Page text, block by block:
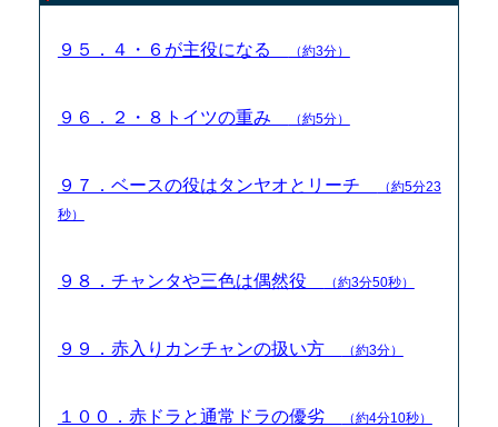
９５．４・６が主役になる （約3分）
９６．２・８トイツの重み （約5分）
９７．ベースの役はタンヤオとリーチ
（約5分23
秒）
９８．チャンタや三色は偶然役 （約3分50秒）
９９．赤入りカンチャンの扱い方 （約3分）
１００．赤ドラと通常ドラの優劣 （約4分10秒）